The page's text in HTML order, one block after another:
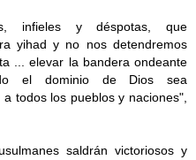
infieles y déspotas, que
yihad y no nos detendremos
... elevar la bandera ondeante
el dominio de Dios sea
todos los pueblos y naciones",
saldrán victoriosos y